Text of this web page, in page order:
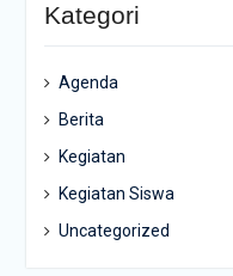
Kategori
Agenda
Berita
Kegiatan
Kegiatan Siswa
Uncategorized